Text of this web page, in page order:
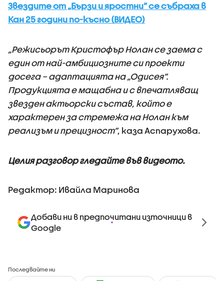
Звездите от „Бързи и яростни” се събраха в
Кан 25 години по-късно (ВИДЕО)
„Режисьорът Кристофър Нолан се заема с
един от най-амбициозните си проекти
досега – адаптацията на „Одисея”.
Продукцията е мащабна и с впечатляващ
звезден актьорски състав, който е
характерен за стремежа на Нолан към
реализъм и прецизност”, каза Аспарухова.
Целия разговор гледайте във видеото.
Редактор: Ивайла Маринова
Добави ни в предпочитани източници в
Google
Последвайте ни